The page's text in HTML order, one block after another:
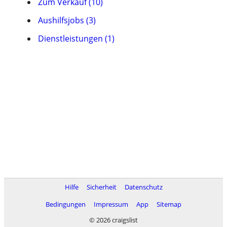
Aushilfsjobs (3)
Dienstleistungen (1)
Hilfe Sicherheit
Datenschutz
Bedingungen
Impressum App
Sitemap
© 2026 craigslist